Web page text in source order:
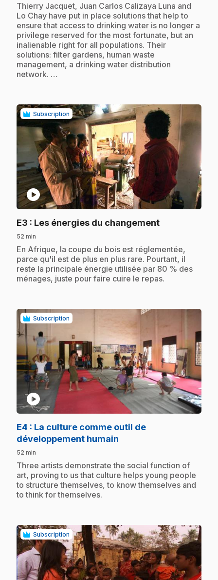
.Thierry Jacquet, Juan Carlos Calizaya Luna and
Lo Chay have put in place solutions that help to
ensure that access to drinking water is no longer a
privilege reserved for the most fortunate, but an
inalienable right for all populations. Their
solutions: filter gardens, human waste
management, a drinking water distribution
network. …
Subscription
play_circle
E3 : Les énergies du changement.
52 min
.En Afrique, la coupe du bois est réglementée,
parce qu'il est de plus en plus rare. Pourtant, il
reste la principale énergie utilisée par 80 % des
ménages, juste pour faire cuire le repas.
Subscription
play_circle
E4 : La culture comme outil de
développement humain
52 min
.Three artists demonstrate the social function of
art, proving to us that culture helps young people
to structure themselves, to know themselves and
to think for themselves.
Subscription